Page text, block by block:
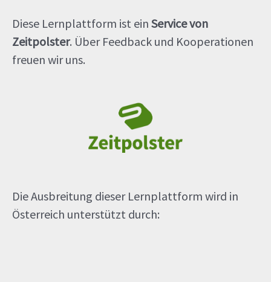
Diese Lernplattform ist ein Service von
Zeitpolster. Über Feedback und Kooperationen
freuen wir uns.
Die Ausbreitung dieser Lernplattform wird in
Österreich unterstützt durch: